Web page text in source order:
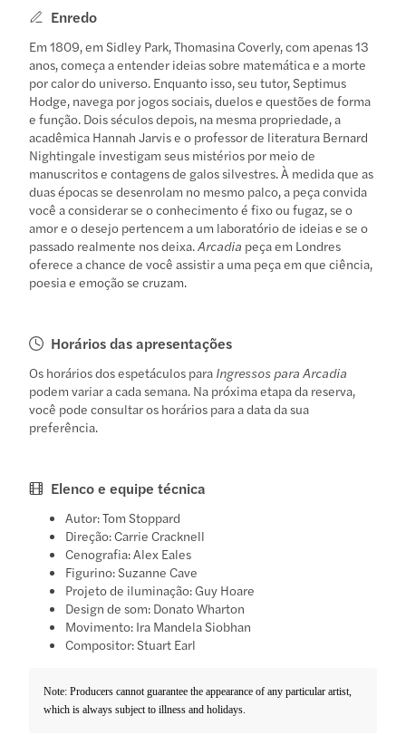
Enredo
Em 1809, em Sidley Park, Thomasina Coverly, com apenas 13
anos, começa a entender ideias sobre matemática e a morte
por calor do universo. Enquanto isso, seu tutor, Septimus
Hodge, navega por jogos sociais, duelos e questões de forma
e função. Dois séculos depois, na mesma propriedade, a
acadêmica Hannah Jarvis e o professor de literatura Bernard
Nightingale investigam seus mistérios por meio de
manuscritos e contagens de galos silvestres. À medida que as
duas épocas se desenrolam no mesmo palco, a peça convida
você a considerar se o conhecimento é fixo ou fugaz, se o
amor e o desejo pertencem a um laboratório de ideias e se o
passado realmente nos deixa.Arcadia peça em Londres
oferece a chance de você assistir a uma peça em que ciência,
poesia e emoção se cruzam.
Horários das apresentações
Os horários dos espetáculos para Ingressos para Arcadia
podem variar a cada semana. Na próxima etapa da reserva,
você pode consultar os horários para a data da sua
preferência.
Elenco e equipe técnica
Autor: Tom Stoppard
Direção: Carrie Cracknell
Cenografia: Alex Eales
Figurino: Suzanne Cave
Projeto de iluminação: Guy Hoare
Design de som: Donato Wharton
Movimento: Ira Mandela Siobhan
Compositor: Stuart Earl
Note: Producers cannot guarantee the appearance of any particular artist,
which is always subject to illness and holidays.